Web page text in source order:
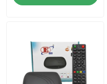
Scatola superiore di
Decoder di DVBC